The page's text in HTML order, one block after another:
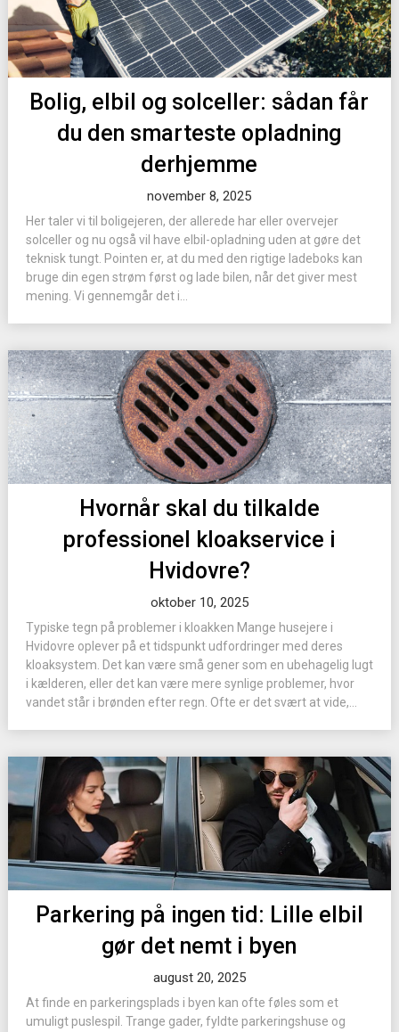
Bolig, elbil og solceller: sådan får
du den smarteste opladning
derhjemme
november 8, 2025
Her taler vi til boligejeren, der allerede har eller overvejer
solceller og nu også vil have elbil-opladning uden at gøre det
teknisk tungt. Pointen er, at du med den rigtige ladeboks kan
bruge din egen strøm først og lade bilen, når det giver mest
mening. Vi gennemgår det i...
Hvornår skal du tilkalde
professionel kloakservice i
Hvidovre?
oktober 10, 2025
Typiske tegn på problemer i kloakken Mange husejere i
Hvidovre oplever på et tidspunkt udfordringer med deres
kloaksystem. Det kan være små gener som en ubehagelig lugt
i kælderen, eller det kan være mere synlige problemer, hvor
vandet står i brønden efter regn. Ofte er det svært at vide,...
Parkering på ingen tid: Lille elbil
gør det nemt i byen
august 20, 2025
At finde en parkeringsplads i byen kan ofte føles som et
umuligt puslespil. Trange gader, fyldte parkeringshuse og